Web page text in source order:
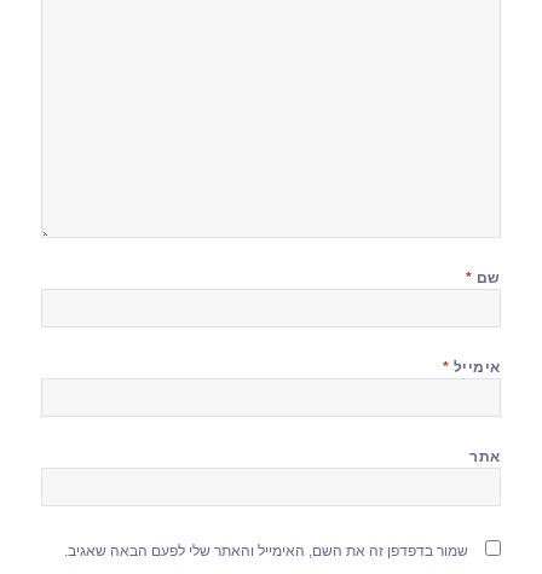
שם *
אימייל *
אתר
שמור בדפדפן זה את השם, האימייל והאתר שלי לפעם הבאה שאגיב.